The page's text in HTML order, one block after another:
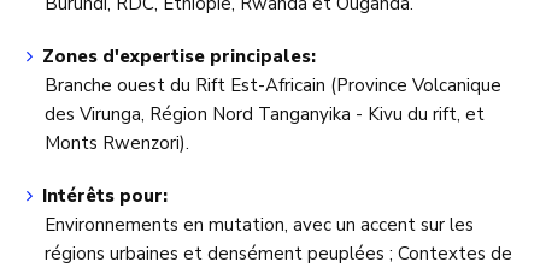
Zones d'expertise principales:
Branche ouest du Rift Est-Africain (Province Volcanique
des Virunga, Région Nord Tanganyika - Kivu du rift, et
Monts Rwenzori).
Intérêts pour:
Environnements en mutation, avec un accent sur les
régions urbaines et densément peuplées ; Contextes de